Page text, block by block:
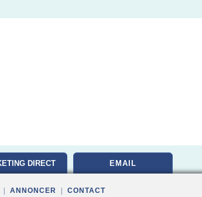
DIRECT EMAIL
ANNONCER CONTACT